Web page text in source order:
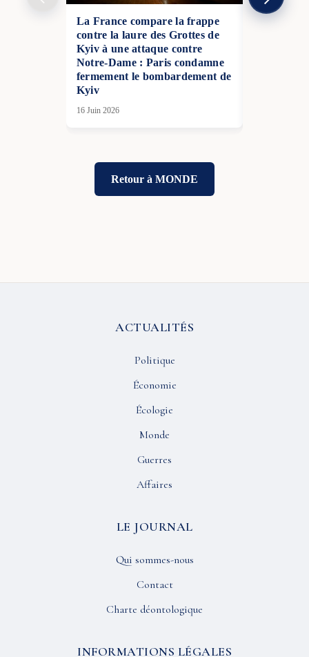
La France compare la frappe
contre la laure des Grottes de
Kyiv à une attaque contre
Notre-Dame : Paris condamne
fermement le bombardement de
Kyiv
16 Juin 2026
Retour à MONDE
ACTUALITÉS
Politique
Économie
Écologie
Monde
Guerres
Affaires
LE JOURNAL
Qui sommes-nous
Contact
Charte déontologique
INFORMATIONS LÉGALES